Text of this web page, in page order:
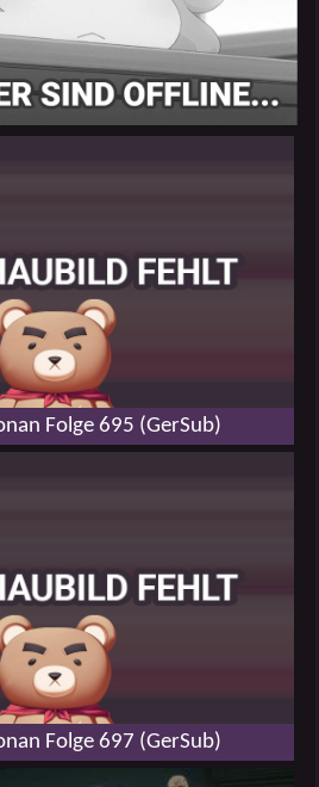
Folge 695 (GerSub)
Folge 697 (GerSub)